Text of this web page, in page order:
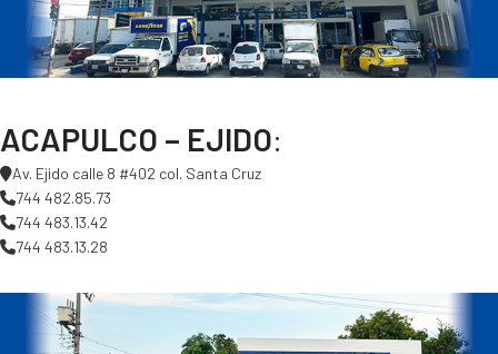
ACAPULCO – EJIDO:
Av. Ejido calle 8 #402 col. Santa Cruz
744 482.85.73
744 483.13.42
744 483.13.28